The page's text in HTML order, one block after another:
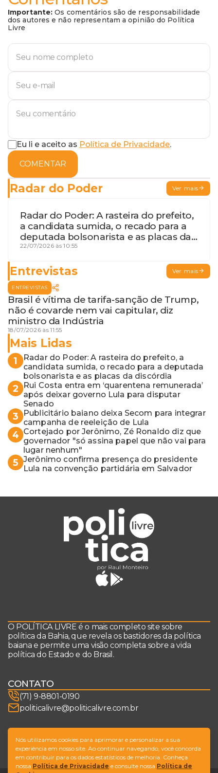
Importante: Os comentários são de responsabilidade
dos autores e não representam a opinião do Política
Livre
Eu li e aceito as Política de Privacidade.
COMENTAR
Radar do Poder Ver mais
Radar do Poder: A rasteira do prefeito,
a candidata sumida, o recado para a
deputada bolsonarista e as placas da
discórdia
22/07/2026 às 10:55
Entrevistas Ver mais
ENTREVISTAS
Brasil é vítima de tarifa-sanção de Trump,
não é covarde nem vai capitular, diz
ministro da Indústria
18/07/2026 às 11:55
Mais Lidas
1
Radar do Poder: A rasteira do prefeito, a
candidata sumida, o recado para a deputada
bolsonarista e as placas da discórdia
2
Rui Costa entra em ‘quarentena remunerada’
após deixar governo Lula para disputar
Senado
3
Publicitário baiano deixa Secom para integrar
campanha de reeleição de Lula
4 Cortejado por Jerônimo, Zé Ronaldo diz que
governador "só assina papel que não vai para
lugar nenhum"
5 Jerônimo confirma presença do presidente
Lula na convenção partidária em Salvador
O POLÍTICA LIVRE é o mais completo site sobre
política da Bahia, que revela os bastidores da política
baiana e permite uma visão completa sobre a vida
política do Estado e do Brasil.
CONTATO
(71) 9-8801-0190
politicalivre@politicalivre.com.br
SIGA-NOS
Nós utilizamos cookies para aprimorar e personalizar a sua
experiência em nosso site. Ao continuar navegando, você concorda
em contribuir para os dados estatísticos de melhoria. Conheça
nossa Política de Privacidade e consulte nossa Política de